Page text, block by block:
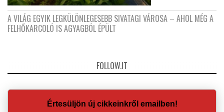
A VILÁG EGYIK LEGKÜLÖNLEGESEBB SIVATAGI VÁROSA – AHOL MÉG A
FELHŐKARCOLÓ IS AGYAGBÓL ÉPÜLT
FOLLOW.IT
Értesüljön új cikkeinkről emailben!